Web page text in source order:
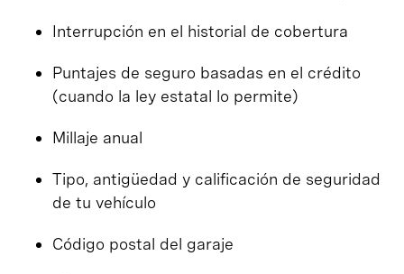
Interrupción en el historial de cobertura
Puntajes de seguro basadas en el crédito
(cuando la ley estatal lo permite)
Millaje anual
Tipo, antigüedad y calificación de seguridad
de tu vehículo
Código postal del garaje